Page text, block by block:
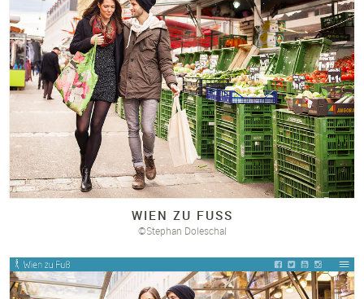
WIEN ZU FUSS
©Stephan Doleschal